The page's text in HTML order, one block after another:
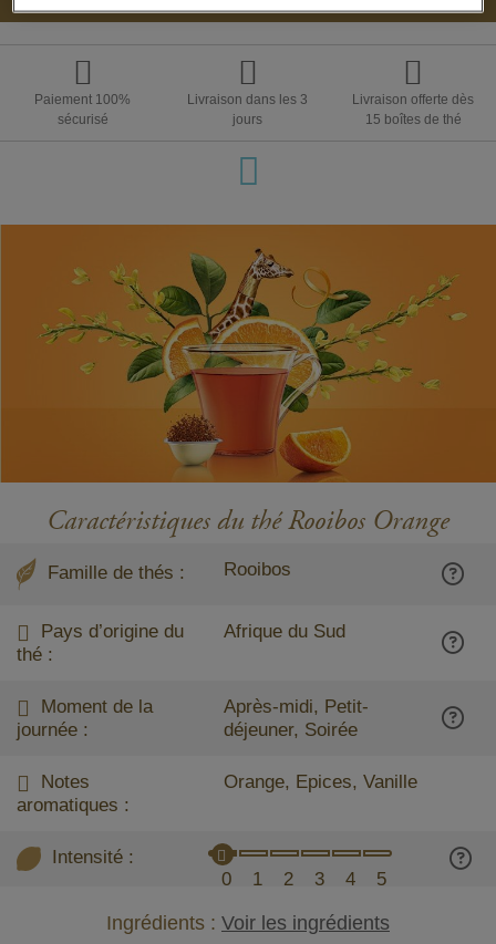
Paiement 100%
sécurisé
Livraison dans les 3
jours
Livraison offerte dès
15 boîtes de thé
Caractéristiques du thé Rooibos Orange
Famille de thés : Rooibos
Pays d’origine du
thé :
Afrique du Sud
Moment de la
journée :
Après-midi, Petit-
déjeuner, Soirée
Notes
aromatiques :
Orange, Epices, Vanille
Intensité :
0
1 2 3 4 5
Ingrédients : Voir les ingrédients